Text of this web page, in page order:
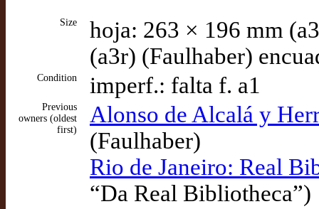
Size
hoja: 263 × 196 mm
(a3r) (Faulhaber)
Condition imperf.: falta f. a1
Previous
owners (oldest
first)
Alonso de Alcalá y
(Faulhaber)
Rio de Janeiro: Real
“Da Real Bibliotheca”)